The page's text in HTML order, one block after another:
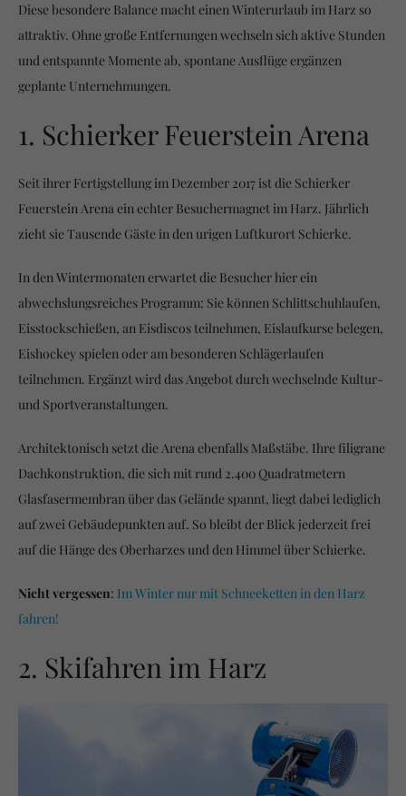
Diese besondere Balance macht einen Winterurlaub im Harz so
attraktiv. Ohne große Entfernungen wechseln sich aktive Stunden
und entspannte Momente ab, spontane Ausflüge ergänzen
geplante Unternehmungen.
1. Schierker Feuerstein Arena
Seit ihrer Fertigstellung im Dezember 2017 ist die Schierker
Feuerstein Arena ein echter Besuchermagnet im Harz. Jährlich
zieht sie Tausende Gäste in den urigen Luftkurort Schierke.
In den Wintermonaten erwartet die Besucher hier ein
abwechslungsreiches Programm: Sie können Schlittschuhlaufen,
Eisstockschießen, an Eisdiscos teilnehmen, Eislaufkurse belegen,
Eishockey spielen oder am besonderen Schlägerlaufen
teilnehmen. Ergänzt wird das Angebot durch wechselnde Kultur-
und Sportveranstaltungen.
Architektonisch setzt die Arena ebenfalls Maßstäbe. Ihre filigrane
Dachkonstruktion, die sich mit rund 2.400 Quadratmetern
Glasfasermembran über das Gelände spannt, liegt dabei lediglich
auf zwei Gebäudepunkten auf. So bleibt der Blick jederzeit frei
auf die Hänge des Oberharzes und den Himmel über Schierke.
Nicht vergessen: Im Winter nur mit Schneeketten in den Harz
fahren!
2. Skifahren im Harz